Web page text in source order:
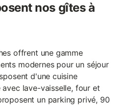
nos gîtes à
offrent une gamme
modernes pour un séjour
d'une cuisine
lave-vaisselle, four et
un parking privé, 90